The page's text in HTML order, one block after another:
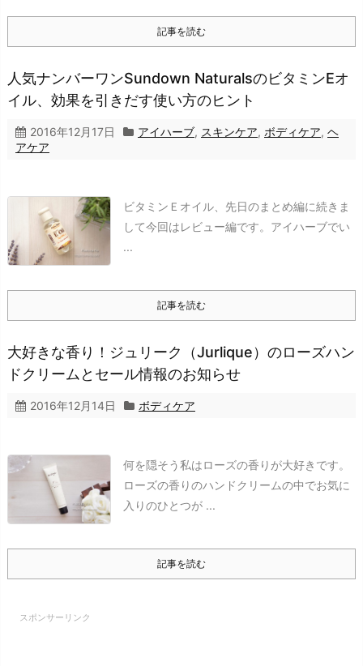
記事を読む
人気ナンバーワンSundown NaturalsのビタミンEオ
イル、効果を引きだす使い方のヒント
2016年12月17日 アイハーブ, スキンケア, ボディケア, ヘ
アケア
ビタミンＥオイル、先日のまとめ編に続きま
して今回はレビュー編です。 アイハーブでい
...
記事を読む
大好きな香り！ジュリーク（Jurlique）のローズハン
ドクリームとセール情報のお知らせ
2016年12月14日 ボディケア
何を隠そう私はローズの香りが大好きです。
ローズの香りのハンドクリームの中でお気に
入りのひとつが ...
記事を読む
スポンサーリンク